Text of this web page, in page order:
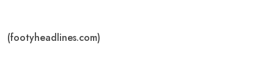
(footyheadlines.com)